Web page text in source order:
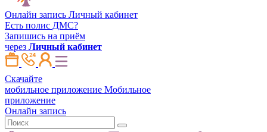
Онлайн запись Личный кабинет
Есть полис ДМС?
Запишись на приём
через Личный кабинет
Скачайте
мобильное приложение Мобильное
приложение
Онлайн запись